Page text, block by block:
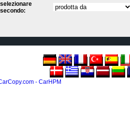
selezionare
secondo:
- CarHPM